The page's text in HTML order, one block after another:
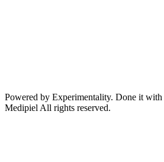
Powered by Experimentality. Done it with
Medipiel All rights reserved.